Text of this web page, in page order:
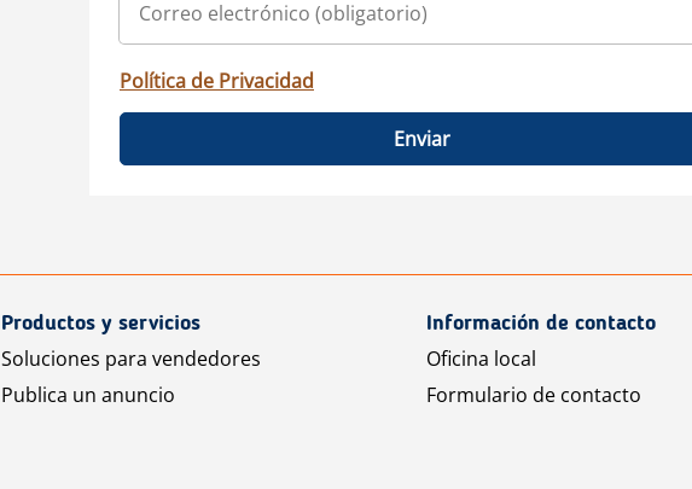
Política de Privacidad
Enviar
Productos y servicios
Soluciones para vendedores
Publica un anuncio
Información de contacto
Oficina local
Formulario de contacto